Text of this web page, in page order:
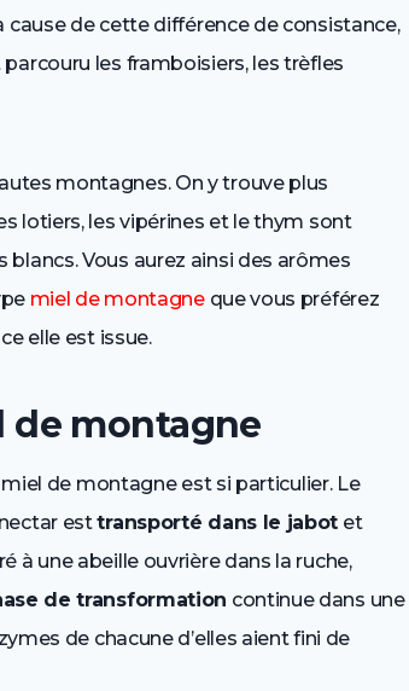
de cette différence de consistance,
les framboisiers, les trèfles
montagnes. On y trouve plus
lotiers, les vipérines et le thym sont
Vous aurez ainsi des arômes
miel de montagneque vous préférez
elle est issue.
de montagne
de montagne est si particulier. Le
esttransporté dans le jabot et
à une abeille ouvrière dans la ruche,
de transformation continue dans une
de chacune d’elles aient fini de